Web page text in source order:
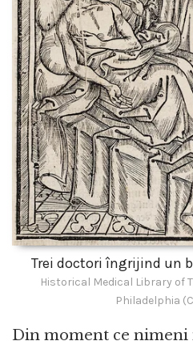
Trei doctori îngrijind un
Historical Medical Library of
Philadelphia
Din moment ce nimeni